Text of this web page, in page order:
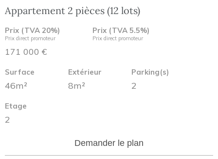
Appartement 2 pièces (12 lots)
Prix (TVA 20%)
Prix direct promoteur
171 000 €
Prix (TVA 5.5%)
Prix direct promoteur
Surface
46m²
Extérieur
8m²
Parking(s)
2
Etage
2
Demander le plan